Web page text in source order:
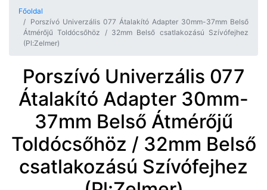
Főoldal
Porszívó Univerzális 077 Átalakító Adapter 30mm-37mm Belső
Átmérőjű Toldócsőhöz / 32mm Belső csatlakozású Szívófejhez
(Pl:Zelmer)
Porszívó Univerzális 077
Átalakító Adapter 30mm-
37mm Belső Átmérőjű
Toldócsőhöz / 32mm Belső
csatlakozású Szívófejhez